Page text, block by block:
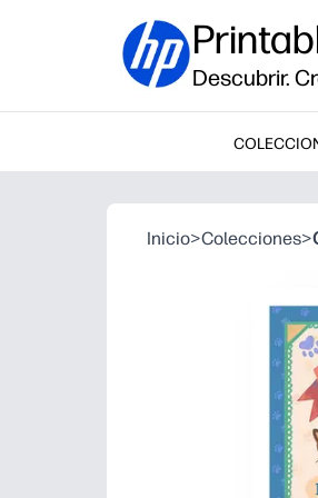
Descubrir.
Inicio>Colecciones>